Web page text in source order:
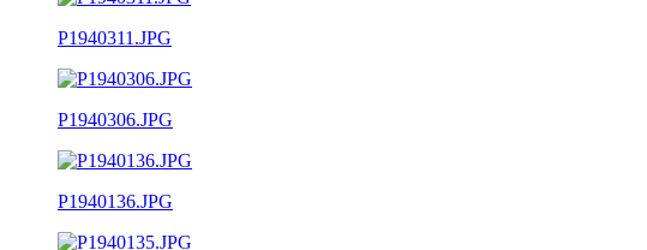
P1940311.JPG
P1940306.JPG
P1940136.JPG